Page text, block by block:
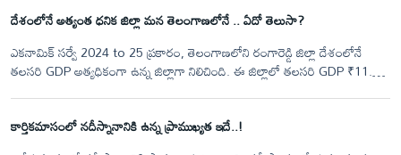
యజమాని.&nbsp;
దేశంలోనే అత్యంత ధనిక జిల్లా మన తెలంగాణలోనే .. ఏదో తెలుసా?
ఎకనామిక్ సర్వే 2024 to 25 ప్రకారం, తెలంగాణలోని రంగారెడ్డి జిల్లా దేశంలోనే
తలసరి GDP అత్యధికంగా ఉన్న జిల్లాగా నిలిచింది. ఈ జిల్లాలో తలసరి GDP ₹11.46
కార్తికమాసంలో నదీస్నానానికి ఉన్న ప్రాముఖ్యత ఇదే..!